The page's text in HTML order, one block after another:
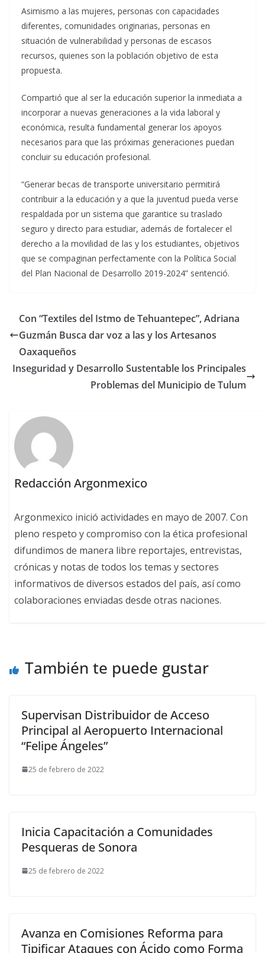
Asimismo a las mujeres, personas con capacidades
diferentes, comunidades originarias, personas en
situación de vulnerabilidad y personas de escasos
recursos, quienes son la población objetivo de esta
propuesta.
Compartió que al ser la educación superior la inmediata a
incorporar a nuevas generaciones a la vida laboral y
económica, resulta fundamental generar los apoyos
necesarios para que las próximas generaciones puedan
concluir su educación profesional.
“Generar becas de transporte universitario permitirá
contribuir a la educación y a que la juventud pueda verse
respaldada por un sistema que garantice su traslado
seguro y directo para estudiar, además de fortalecer el
derecho a la movilidad de las y los estudiantes, objetivos
que se compaginan perfectamente con la Política Social
del Plan Nacional de Desarrollo 2019-2024” sentenció.
Con “Textiles del Istmo de Tehuantepec”, Adriana
Guzmán Busca dar voz a las y los Artesanos
Oaxaqueños
Inseguridad y Desarrollo Sustentable los Principales
Problemas del Municipio de Tulum
Redacción Argonmexico
Argonmexico inició actividades en mayo de 2007. Con
pleno respeto y compromiso con la ética profesional
difundimos de manera libre reportajes, entrevistas,
crónicas y notas de todos los temas y sectores
informativos de diversos estados del país, así como
colaboraciones enviadas desde otras naciones.
También te puede gustar
Supervisan Distribuidor de Acceso
Principal al Aeropuerto Internacional
“Felipe Ángeles”
25 de febrero de 2022
Inicia Capacitación a Comunidades
Pesqueras de Sonora
25 de febrero de 2022
Avanza en Comisiones Reforma para
Tipificar Ataques con Ácido como Forma